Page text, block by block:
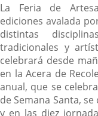
La Feria de
ediciones avalada
distintas
tradicionales y
celebrará desde
en la Acera de
anual, que se
de Semana Santa,
y en las diez